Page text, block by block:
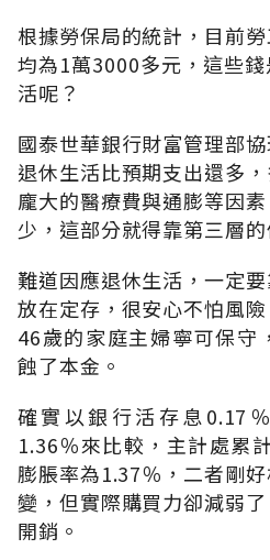
根據勞保局的統計，目前
均為1萬3000多元，這些
活呢？
國泰世華銀行財富管理部
退休生活比預期支出還多
龐大的醫療費與通膨等因
少，這部分就得靠第三層
難道因應退休生活，一定
放在定存，很安心不怕風
46歲的家庭主婦寧可保守
蝕了本金。
確實以銀行活存息0.17
1.36％來比較，主計處累
膨脹率為1.37％，二者剛
變，但實際購買力卻減弱
開銷。